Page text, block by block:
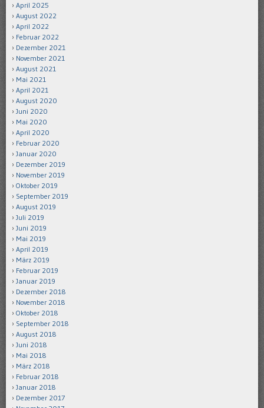
April 2025
August 2022
April 2022
Februar 2022
Dezember 2021
November 2021
August 2021
Mai 2021
April 2021
August 2020
Juni 2020
Mai 2020
April 2020
Februar 2020
Januar 2020
Dezember 2019
November 2019
Oktober 2019
September 2019
August 2019
Juli 2019
Juni 2019
Mai 2019
April 2019
März 2019
Februar 2019
Januar 2019
Dezember 2018
November 2018
Oktober 2018
September 2018
August 2018
Juni 2018
Mai 2018
März 2018
Februar 2018
Januar 2018
Dezember 2017